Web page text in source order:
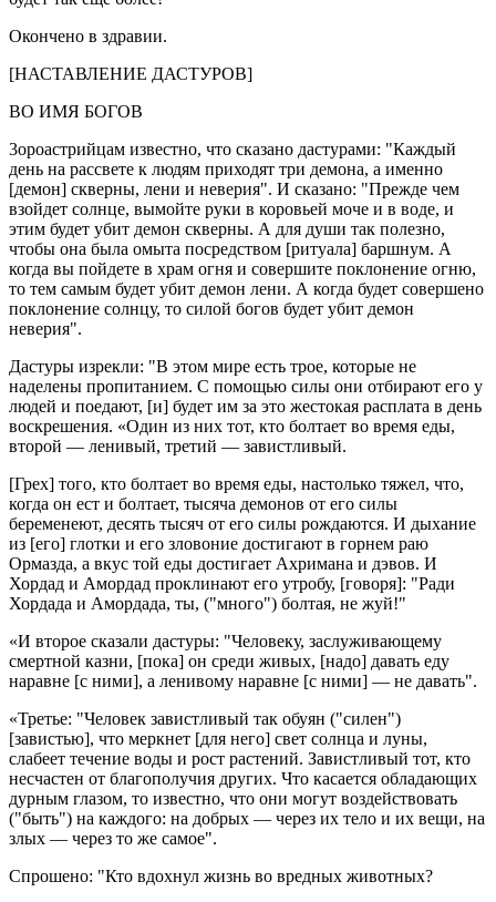
Окончено в здравии.
[НАСТАВЛЕНИЕ ДАСТУРОВ]
ВО ИМЯ БОГОВ
3ороастрийцам известно, что сказано дастурами: "Каждый
день на рассвете к людям приходят три демона, а именно
[демон] скверны, лени и неверия". И сказано: "Прежде чем
взойдет солнце, вымойте руки в коровьей моче и в воде, и
этим будет убит демон скверны. А для души так полезно,
чтобы она была омыта посредством [ритуала] баршнум. А
когда вы пойдете в храм огня и совершите поклонение огню,
то тем самым будет убит демон лени. А когда будет совершено
поклонение солнцу, то силой богов будет убит демон
неверия".
Дастуры изрекли: "В этом мире есть трое, которые не
наделены пропитанием. С помощью силы они отбирают его у
людей и поедают, [и] будет им за это жестокая расплата в день
воскрешения. «Один из них тот, кто болтает во время еды,
второй — ленивый, третий — завистливый.
[Грех] того, кто болтает во время еды, настолько тяжел, что,
когда он ест и болтает, тысяча демонов от его силы
беременеют, десять тысяч от его силы рождаются. И дыхание
из [его] глотки и его зловоние достигают в горнем раю
Ормазда, а вкус той еды достигает Ахримана и дэвов. И
Хордад и Амордад проклинают его утробу, [говоря]: "Ради
Хордада и Амордада, ты, ("много") болтая, не жуй!"
«И второе сказали дастуры: "Человеку, заслуживающему
смертной казни, [пока] он среди живых, [надо] давать еду
наравне [с ними], а ленивому наравне [с ними] — не давать".
«Третье: "Человек завистливый так обуян ("силен")
[завистью], что меркнет [для него] свет солнца и луны,
слабеет течение воды и рост растений. Завистливый тот, кто
несчастен от благополучия других. Что касается обладающих
дурным глазом, то известно, что они могут воздействовать
("быть") на каждого: на добрых — через их тело и их вещи, на
злых — через то же самое".
Спрошено: "Кто вдохнул жизнь во вредных животных?